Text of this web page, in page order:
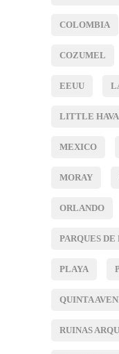
COLOMBIA
COZUMEL
EEUU
LITTLE
MEXICO
MORAY
ORLANDO
PARQUES
PLAYA
QUINTA
RUINAS